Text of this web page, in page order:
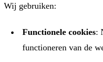
Wij gebruiken:
Functionele cookies:
functioneren van de